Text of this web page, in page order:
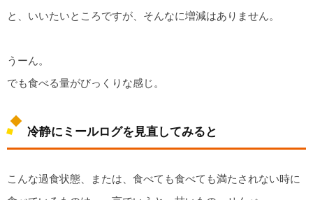
と、いいたいところですが、そんなに増減はありません。
うーん。
でも食べる量がびっくりな感じ。
冷静にミールログを見直してみると
こんな過食状態、または、食べても食べても満たされない時に